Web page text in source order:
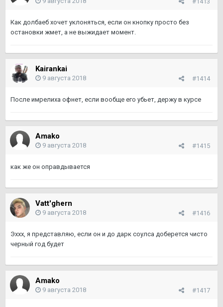
Как долбаеб хочет уклоняться, если он кнопку просто без
остановки жмет, а не выжидает момент.
Kairankai
#1414
9 августа 2018
После имрелиха офнет, если вообще его убьет, держу в курсе
Amako
#1415
9 августа 2018
как же он оправдывается
Vatt'ghern
#1416
9 августа 2018
Эххх, я представляю, если он и до дарк соулса доберется чисто
черный год будет
Amako
#1417
9 августа 2018